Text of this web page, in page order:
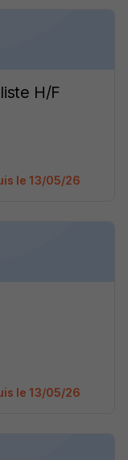
H/F
le 13/05/26
le 13/05/26